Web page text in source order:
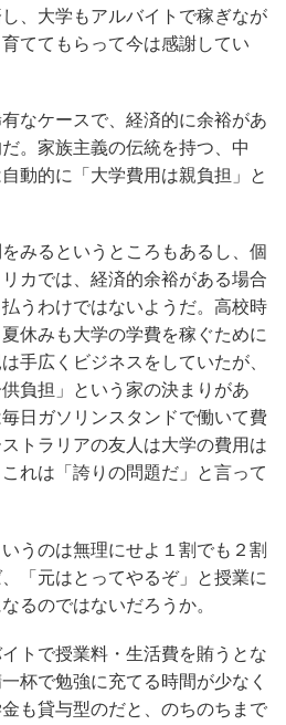
、大学もアルバイトで稼ぎなが
ててもらって今は感謝してい
なケースで、経済的に余裕があ
。家族主義の伝統を持つ、中
動的に「大学費用は親負担」と
みるというところもあるし、個
カでは、経済的余裕がある場合
うわけではないようだ。高校時
休みも大学の学費を稼ぐために
手広くビジネスをしていたが、
負担」という家の決まりがあ
日ガソリンスタンドで働いて費
トラリアの友人は大学の費用は
れは「誇りの問題だ」と言って
うのは無理にせよ１割でも２割
「元はとってやるぞ」と授業に
るのではないだろうか。
トで授業料・生活費を賄うとな
杯で勉強に充てる時間が少なく
も貸与型のだと、のちのちまで